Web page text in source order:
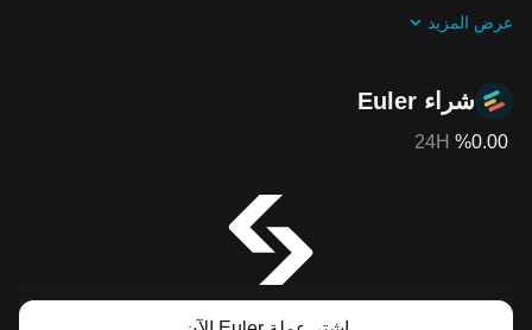
عرض المزيد
شراء Euler
%0.00
24H